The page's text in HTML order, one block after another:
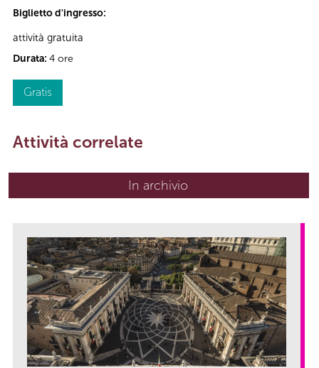
Biglietto d'ingresso:
attività gratuita
Durata: 4 ore
Gratis
Attività correlate
In archivio